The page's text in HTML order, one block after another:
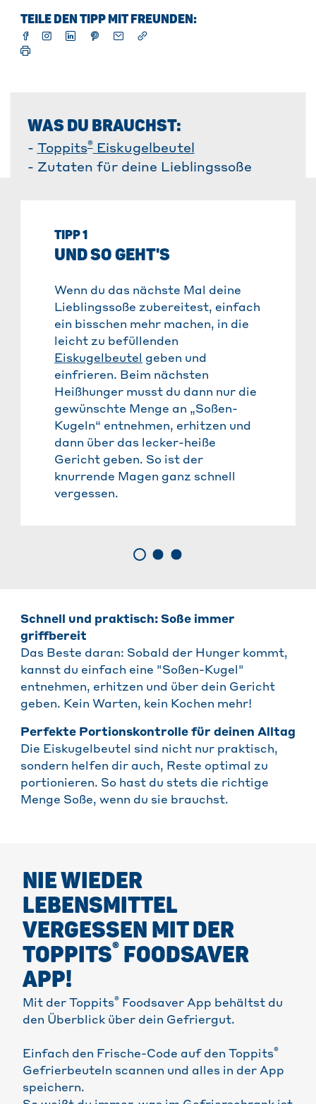
TEILE DEN TIPP MIT FREUNDEN:
WAS DU BRAUCHST:
- Toppits®Eiskugelbeutel
- Zutaten für deine Lieblingssoße
TIPP 1
UND SO GEHT'S
Wenn du das nächste Mal deine
Lieblingssoße zubereitest, einfach
ein bisschen mehr machen, in die
leicht zu befüllenden
Eiskugelbeutel
geben und
einfrieren. Beim nächsten
Heißhunger musst du dann nur die
gewünschte Menge an „Soßen-
Kugeln“ entnehmen, erhitzen und
dann über das lecker-heiße
Gericht geben. So ist der
knurrende Magen ganz schnell
vergessen.
Schnell und praktisch: Soße immer
griffbereit
Das Beste daran: Sobald der Hunger kommt,
kannst du einfach eine "Soßen-Kugel"
entnehmen, erhitzen und über dein Gericht
geben. Kein Warten, kein Kochen mehr!
Perfekte Portionskontrolle für deinen Alltag
Die Eiskugelbeutel sind nicht nur praktisch,
sondern helfen dir auch, Reste optimal zu
portionieren. So hast du stets die richtige
Menge Soße, wenn du sie brauchst.
NIE WIEDER
LEBENSMITTEL
VERGESSEN MIT DER
TOPPITS® FOODSAVER
APP!
Mit der Toppits® Foodsaver App behältst du
den Überblick über dein Gefriergut.
Einfach den Frische-Code auf den Toppits®
Gefrierbeuteln scannen und alles in der App
speichern.